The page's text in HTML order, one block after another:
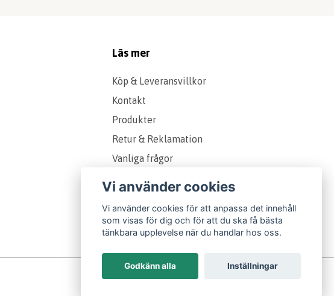
Läs mer
Köp & Leveransvillkor
Kontakt
Produkter
Retur & Reklamation
Vanliga frågor
Storleks & Kvalitetsguide
Vi använder cookies
Vi använder cookies för att anpassa det innehåll
som visas för dig och för att du ska få bästa
tänkbara upplevelse när du handlar hos oss.
Godkänn alla Inställningar